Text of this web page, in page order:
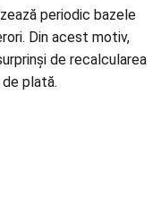
periodic bazele
Din acest motiv,
de recalcularea
de plată.